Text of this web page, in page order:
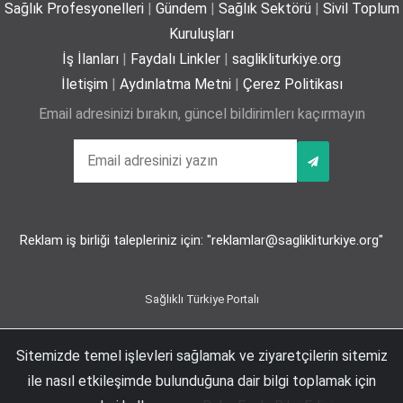
Yaz mevsiminde hamileler için 11 kritik öneri
Cerrahiler
Sağlık Profesyonelleri| Gündem | Sağlık Sektörü | Sivil Toplum
Kuruluşları
İş İlanları | Faydalı Linkler | saglikliturkiye.org
İletişim | Aydınlatma Metni| Çerez Politikası
Email adresinizi bırakın, güncel bildirimlerı kaçırmayın
Reklam iş birliği talepleriniz için: "reklamlar@saglikliturkiye.org"
Sağlıklı Türkiye Portalı
Esentepe Mah. Büyükdere Cad. No:102 D:63 2-A Maya Akar Şişli, İstanbul | +90
212 274 74 66
Sitemizde temel işlevleri sağlamak ve ziyaretçilerin sitemiz
ile nasıl etkileşimde bulunduğuna dair bilgi toplamak için